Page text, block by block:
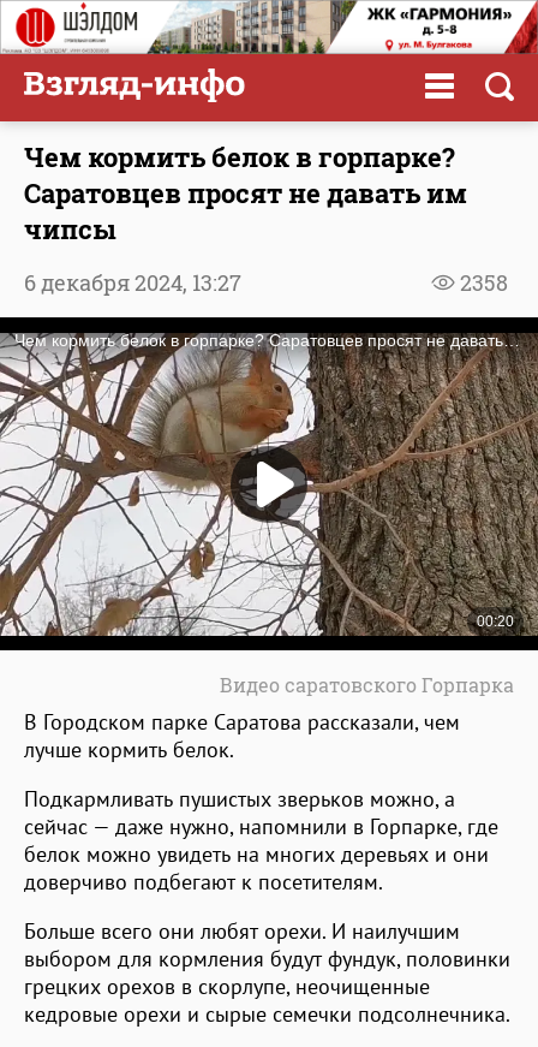
Чем кормить белок в горпарке?
Саратовцев просят не давать им
чипсы
2358
6 декабря 2024, 13:27
Видео саратовского Горпарка
В Городском парке Саратова рассказали, чем
лучше кормить белок.
Подкармливать пушистых зверьков можно, а
сейчас — даже нужно, напомнили в Горпарке, где
белок можно увидеть на многих деревьях и они
доверчиво подбегают к посетителям.
Больше всего они любят орехи. И наилучшим
выбором для кормления будут фундук, половинки
грецких орехов в скорлупе, неочищенные
кедровые орехи и сырые семечки подсолнечника.